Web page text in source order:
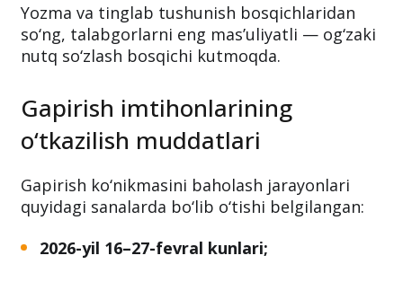
Yozma va tinglab tushunish bosqichlaridan
so‘ng, talabgorlarni eng mas’uliyatli — og‘zaki
nutq so‘zlash bosqichi kutmoqda.
Gapirish imtihonlarining
o‘tkazilish muddatlari
Gapirish ko‘nikmasini baholash jarayonlari
quyidagi sanalarda bo‘lib o‘tishi belgilangan:
2026-yil 16–27-fevral kunlari;